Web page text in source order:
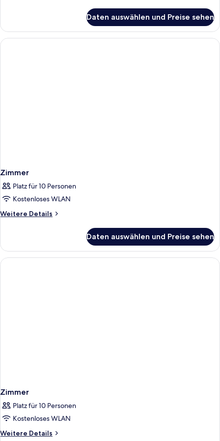
Daten auswählen und Preise sehen
Zimmer
Platz für 10 Personen
Kostenloses WLAN
Weitere Details
Weitere
Daten auswählen und Preise sehen
Zimmer
Platz für 10 Personen
Kostenloses WLAN
Weitere Details
Weitere